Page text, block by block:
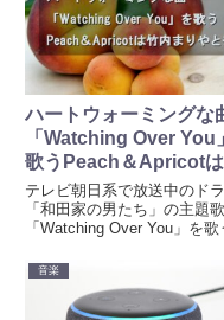
ハートウォーミングな
「Watching Over You
歌うPeach＆Apricot
竹内まりやと杏里
テレビ朝日系で放送中のド
「和田家の男たち」の主題歌
「Watching Over You」を歌
りやと杏里であることが発表
た。作詞が竹内まりや。作
曲を林哲司が担当。ギタリス
音楽